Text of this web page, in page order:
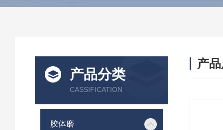
产品分类
CASSIFICATION
胶体磨
产